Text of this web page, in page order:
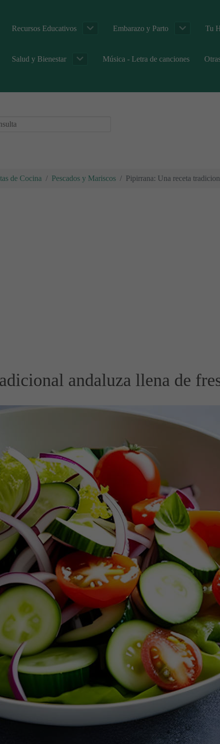
Recursos Educativos Embarazo y Parto Tu
Salud y Bienestar Música - Letra de canciones
de Cocina Pescados y Mariscos Pipirrana: Una receta
andaluza llena de